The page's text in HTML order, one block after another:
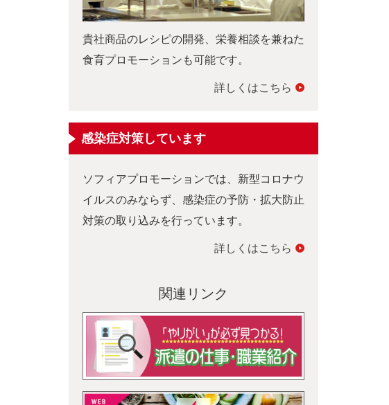
貴社商品のレシピの開発、栄養相談を兼ねた
食育プロモーションも可能です。
詳しくはこちら
感染症対策しています
ソフィアプロモーションでは、新型コロナウ
イルスのみならず、感染症の予防・拡大防止
対策の取り込みを行っています。
詳しくはこちら
関連リンク